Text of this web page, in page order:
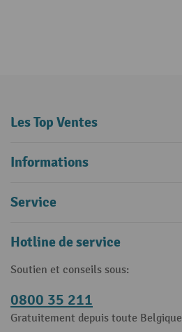
Les Top Ventes
Informations
Service
Hotline de service
Soutien et conseils sous:
0800 35 211
Gratuitement depuis toute Belgique